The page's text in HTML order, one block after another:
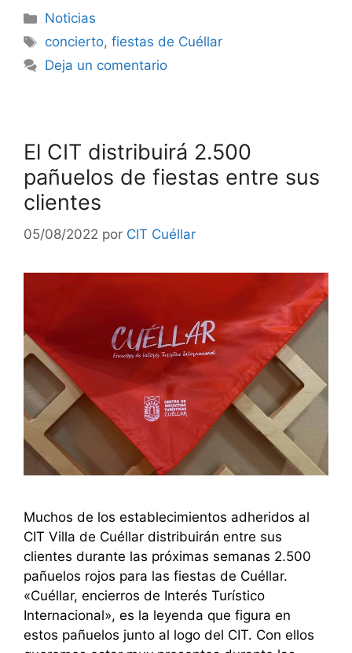
Noticias
concierto,fiestas de Cuéllar
Deja un comentario
El CIT distribuirá 2.500
pañuelos de fiestas entre sus
clientes
05/08/2022 por CIT Cuéllar
Muchos de los establecimientos adheridos al
CIT Villa de Cuéllar distribuirán entre sus
clientes durante las próximas semanas 2.500
pañuelos rojos para las fiestas de Cuéllar.
«Cuéllar, encierros de Interés Turístico
Internacional», es la leyenda que figura en
estos pañuelos junto al logo del CIT. Con ellos